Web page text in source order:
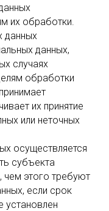
их обработки.
данных
данных,
случаях
обработки
их принятие
или неточных
осуществляется
субъекта
чем этого требуют
если срок
установлен